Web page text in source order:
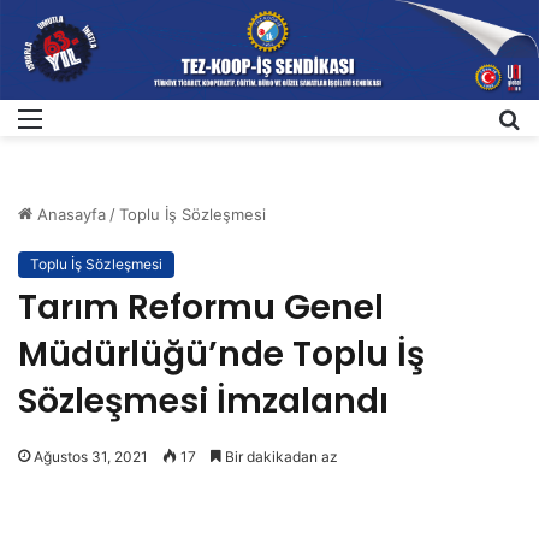
Anasayfa/Toplu İş Sözleşmesi
Toplu İş Sözleşmesi
Tarım Reformu Genel
Müdürlüğü’nde Toplu İş
Sözleşmesi İmzalandı
Ağustos 31, 2021 17 Bir dakikadan az